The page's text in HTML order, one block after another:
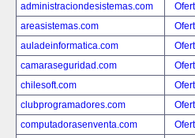
administraciondesistemas.com
areasistemas.com
auladeinformatica.com
camaraseguridad.com
chilesoft.com
clubprogramadores.com
computadorasenventa.com